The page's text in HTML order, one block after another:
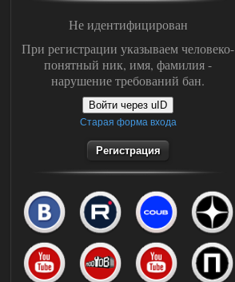
Не идентифицирован
При регистрации указываем человеко-
понятный ник, имя, фамилия -
нарушение требований бан.
Войти через uID
Старая форма входа
Регистрация